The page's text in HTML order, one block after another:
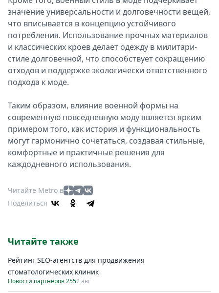
значение универсальности и долговечности вещей,
что вписывается в концепцию устойчивого
потребления. Использование прочных материалов
и классических кроев делает одежду в милитари-
стиле долговечной, что способствует сокращению
отходов и поддержке экологически ответственного
подхода к моде.
Таким образом, влияние военной формы на
современную повседневную моду является ярким
примером того, как история и функциональность
могут гармонично сочетаться, создавая стильные,
комфортные и практичные решения для
каждодневного использования.
Читайте Metro в
Поделиться
Читайте также
Рейтинг SEO-агентств для продвижения
стоматологических клиник
Новости партнеров 2552 авг